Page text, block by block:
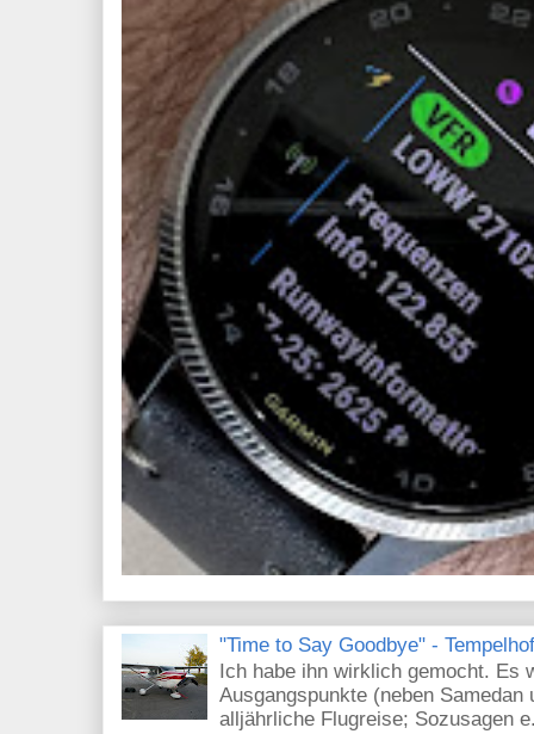
"Time to Say Goodbye" -
Ich habe ihn wirklich gemocht. Es
Ausgangspunkte (neben Samedan
alljährliche Flugreise; Sozusagen